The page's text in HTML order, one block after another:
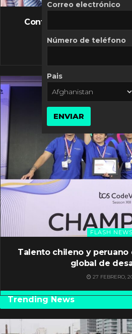
FLASH NEWS
Controversia de Mercado
10 MARZO,
FLASH NEWS
Talento chileno y peruano
global de
27 FEBRERO,
Trending News
Correo electrónico
Número de teléfono
Pais
ENVIAR